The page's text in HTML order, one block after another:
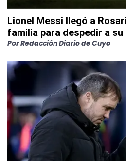
Lionel Messi llegó a
familia para despedir a su
PorRedacción Diario de Cuyo